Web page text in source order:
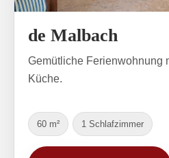
de Malbach
Gemütliche Ferienwohnung
Küche.
60 m² 1 Schlafzimmer